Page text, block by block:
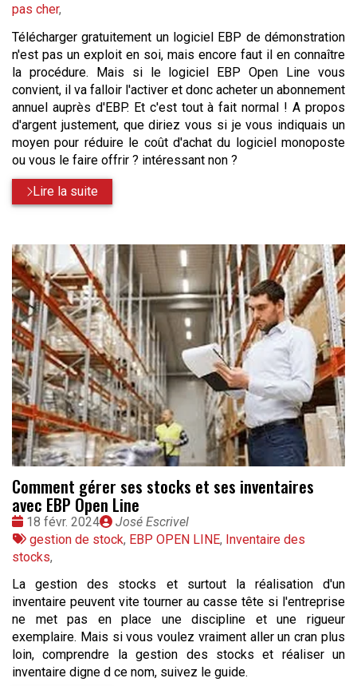
:
pas cher,
Télécharger gratuitement un logiciel EBP de démonstration
n'est pas un exploit en soi, mais encore faut il en connaître
la procédure. Mais si le logiciel EBP Open Line vous
convient, il va falloir l'activer et donc acheter un abonnement
annuel auprès d'EBP. Et c'est tout à fait normal ! A propos
d'argent justement, que diriez vous si je vous indiquais un
moyen pour réduire le coût d'achat du logiciel monoposte
ou vous le faire offrir ? intéressant non ?
Lire la suite
Comment gérer ses stocks et ses inventaires
avec EBP Open Line
Date
:
18 févr. 2024
Publié
par
José Escrivel
Tags
:
gestion de stock, EBP OPEN LINE, Inventaire des
stocks,
La gestion des stocks et surtout la réalisation d'un
inventaire peuvent vite tourner au casse tête si l'entreprise
ne met pas en place une discipline et une rigueur
exemplaire. Mais si vous voulez vraiment aller un cran plus
loin, comprendre la gestion des stocks et réaliser un
inventaire digne d ce nom, suivez le guide.